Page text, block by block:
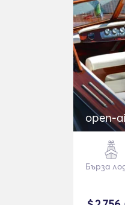
open-
Бърза